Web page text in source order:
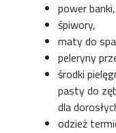
power banki,
śpiwory,
maty do
peleryny
środki
pasty do
dla
odzież